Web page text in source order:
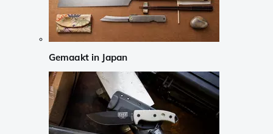
Gemaakt in Japan